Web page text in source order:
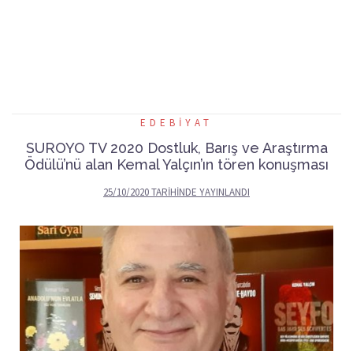
EDEBIYAT
SUROYO TV 2020 Dostluk, Barış ve Araştırma
Ödülü’nü alan Kemal Yalçın’ın tören konuşması
25/10/2020TARIHINDE YAYINLANDI